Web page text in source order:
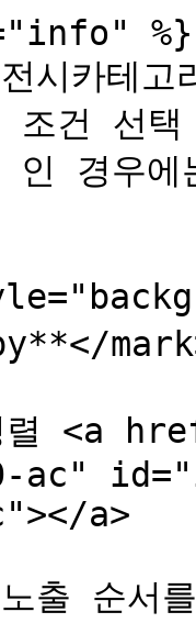
%}
전시카테
조건 선
경우에
렬 <a
ac"
a>
출 순서